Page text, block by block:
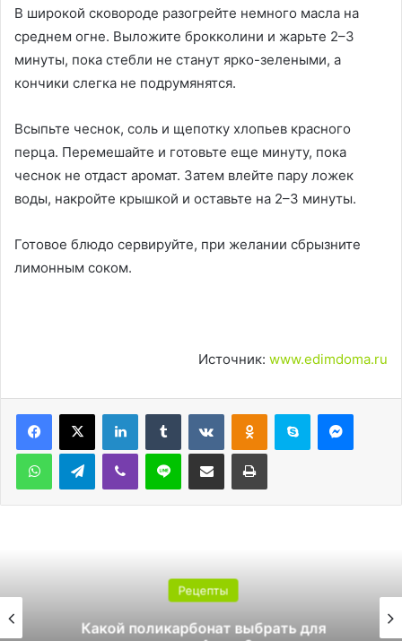
В широкой сковороде разогрейте немного масла на
среднем огне. Выложите брокколини и жарьте 2–3
минуты, пока стебли не станут ярко-зелеными, а
кончики слегка не подрумянятся.
Всыпьте чеснок, соль и щепотку хлопьев красного
перца. Перемешайте и готовьте еще минуту, пока
чеснок не отдаст аромат. Затем влейте пару ложек
воды, накройте крышкой и оставьте на 2–3 минуты.
Готовое блюдо сервируйте, при желании сбрызните
лимонным соком.
Источник: www.edimdoma.ru
LinkedInTumblr ВконтактеОдноклассники
Skype
WhatsAppTelegramViber Line Поделиться через электронную почту Печатать
Рецепты
Какой поликарбонат выбрать для